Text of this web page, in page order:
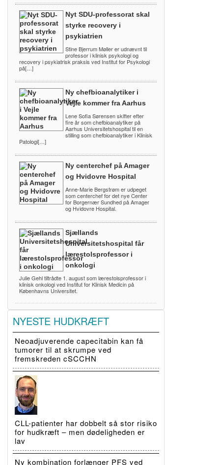
Nyt SDU-professorat skal
styrke recovery i
psykiatrien
Stine Bjerrum Møller er udnævnt til
professor i klinisk psykologi og
recovery i psykiatrisk praksis ved Institut for Psykologi
på[…]
Ny chefbioanalytiker i
Vejle kommer fra Aarhus
Lene Sofia Sørensen skifter efter
fire år som chefbioanalytiker på
Aarhus Universitetshospital til en
stilling som chefbioanalytiker i Klinisk
Patologi[…]
Ny centerchef på Amager
og Hvidovre Hospital
Anne-Marie Bergstrøm er udpeget
som centerchef for det nye Center
for Borgernær Sundhed på Amager
og Hvidovre Hospital.
Sjællands
Universitetshospital får
lærestolsprofessor i
onkologi
Julie Gehl tiltrådte 1. august som lærestolsprofessor i
klinisk onkologi ved Institut for Klinisk Medicin på
Københavns Universitet.
NYESTE HUDKRÆFT
Neoadjuverende capecitabin kan få
tumorer til at skrumpe ved
fremskreden cSCCHN
CLL-patienter har dobbelt så stor risiko
for hudkræft – men dødeligheden er
lav
Ny kombination forlænger PFS ved